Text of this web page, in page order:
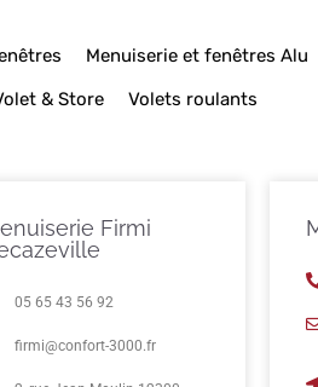
Menuiserie et fenêtres Alu
& Store Volets roulants
Firmi
05 65 43 56 92
firmi@confort-3000.fr